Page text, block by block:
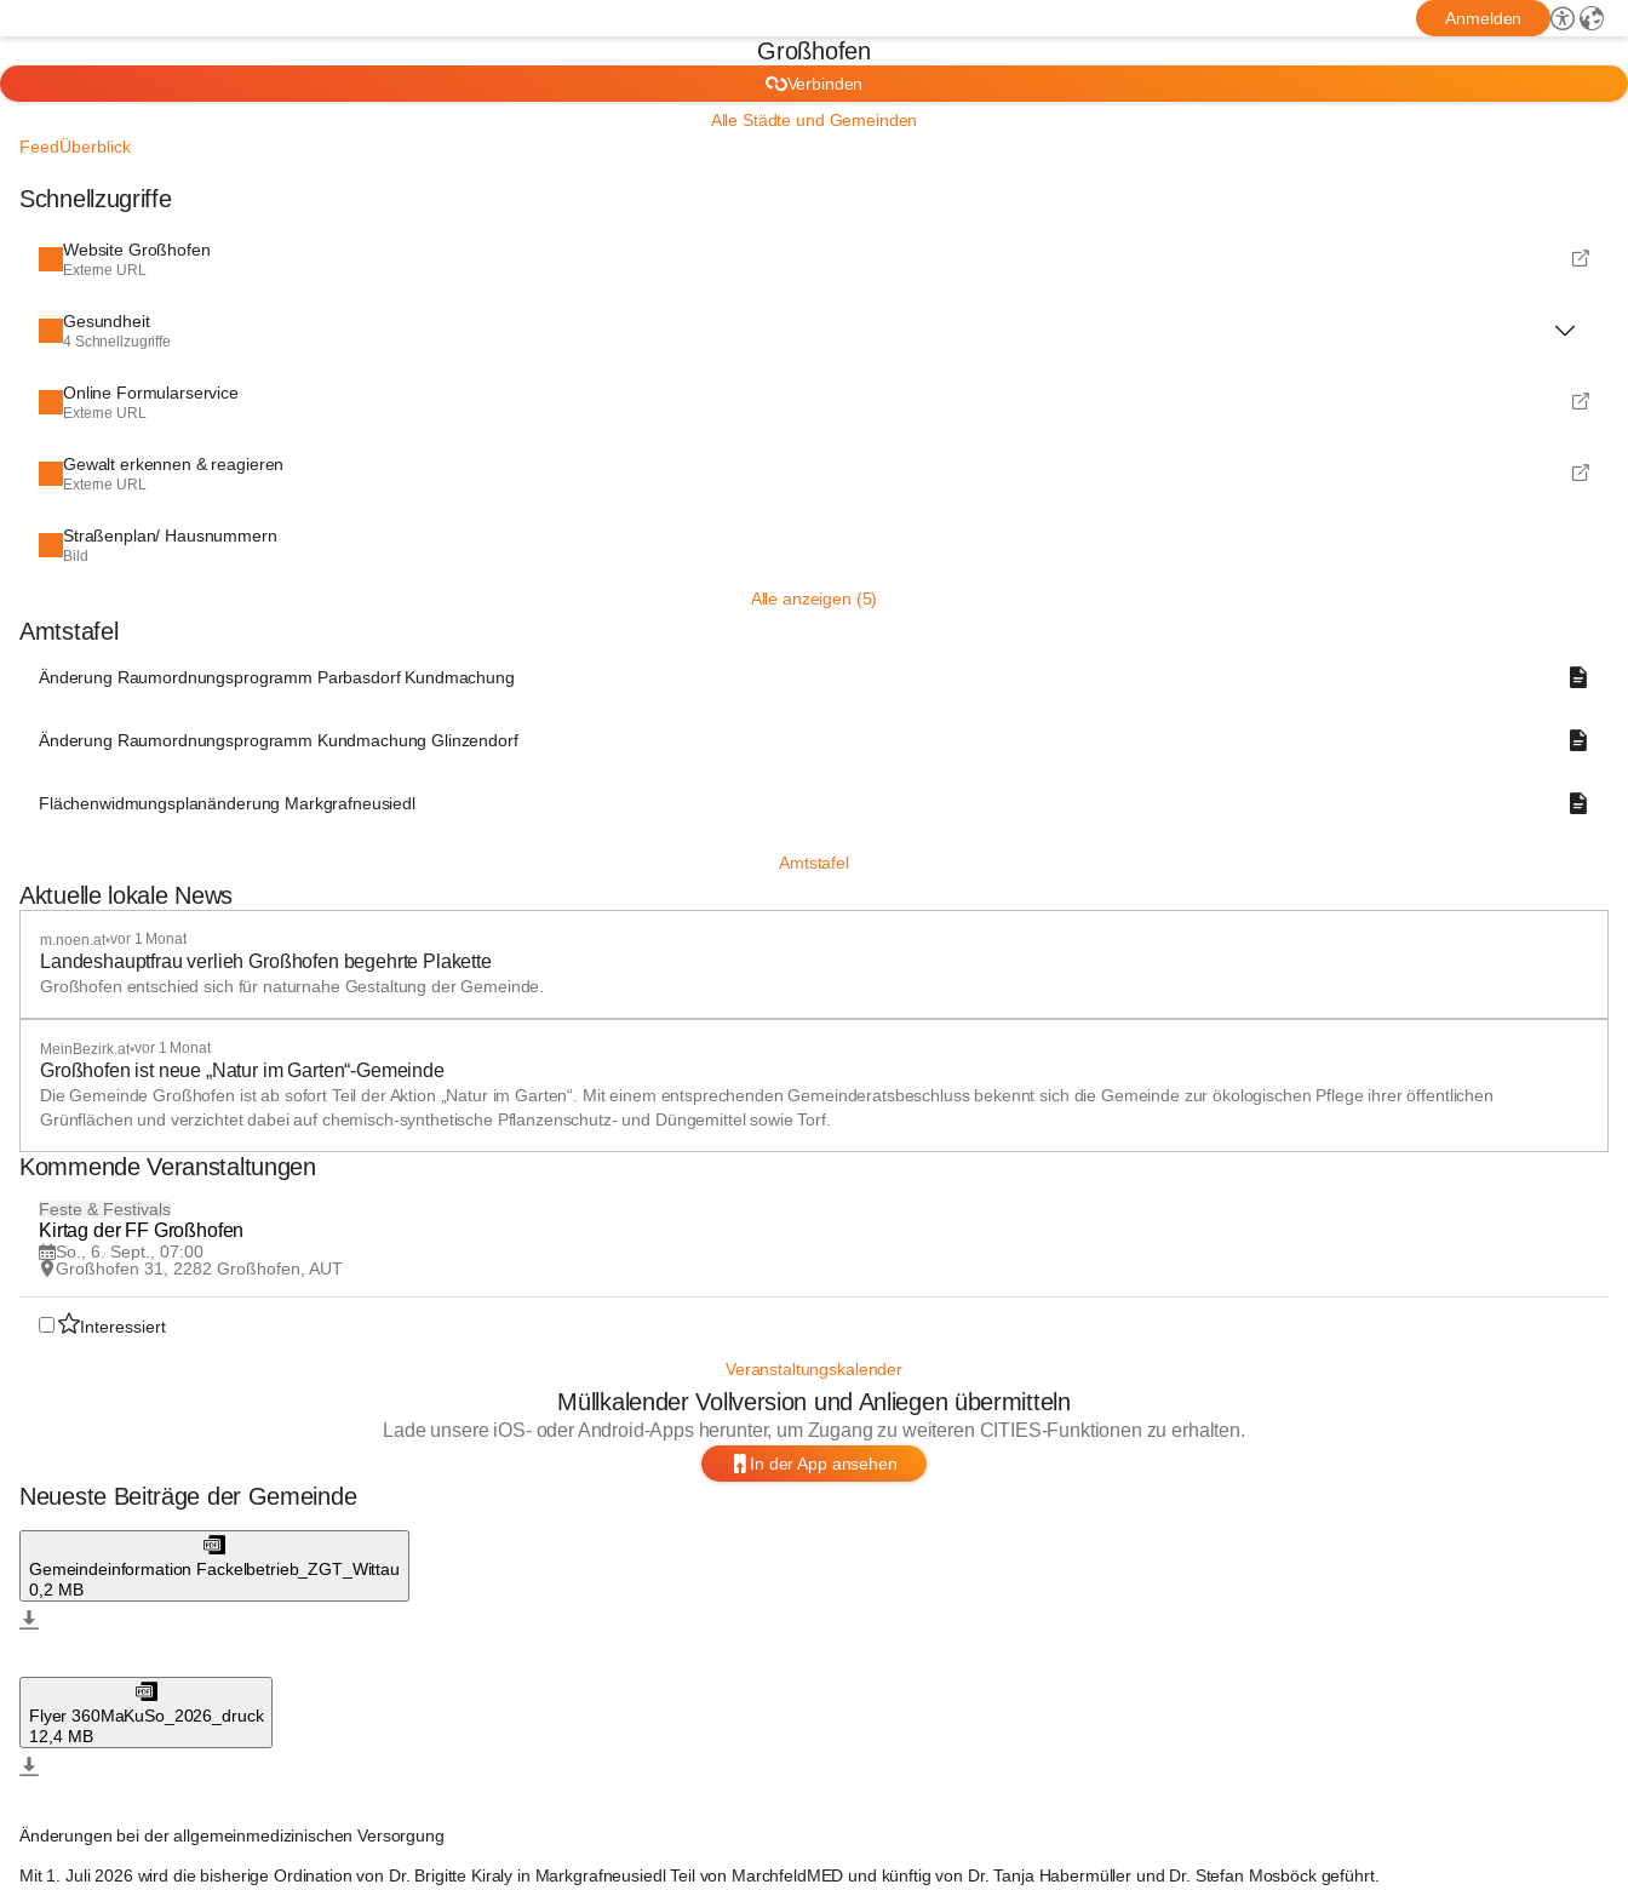
Anmelden
Großhofen
Verbinden
Alle Städte und Gemeinden
FeedÜberblick
Schnellzugriffe
Website Großhofen
Externe URL
Gesundheit
4 Schnellzugriffe
Online Formularservice
Externe URL
Gewalt erkennen & reagieren
Externe URL
Straßenplan/ Hausnummern
Bild
Alle anzeigen (5)
Amtstafel
Änderung Raumordnungsprogramm Parbasdorf Kundmachung
Änderung Raumordnungsprogramm Kundmachung Glinzendorf
Flächenwidmungsplanänderung Markgrafneusiedl
Amtstafel
Aktuelle lokale News
m.noen.at•vor 1 Monat
Landeshauptfrau verlieh Großhofen begehrte Plakette
Großhofen entschied sich für naturnahe Gestaltung der Gemeinde.
MeinBezirk.at•vor 1 Monat
Großhofen ist neue „Natur im Garten“-Gemeinde
Die Gemeinde Großhofen ist ab sofort Teil der Aktion „Natur im Garten“. Mit einem entsprechenden Gemeinderatsbeschluss bekennt sich die Gemeinde zur ökologischen Pflege ihrer öffentlichen
Grünflächen und verzichtet dabei auf chemisch-synthetische Pflanzenschutz- und Düngemittel sowie Torf.
Kommende Veranstaltungen
6
SEP
Feste & Festivals
Kirtag der FF Großhofen
So., 6. Sept., 07:00
Großhofen 31, 2282 Großhofen, AUT
Interessiert
Veranstaltungskalender
Müllkalender Vollversion und Anliegen übermitteln
Lade unsere iOS- oder Android-Apps herunter, um Zugang zu weiteren CITIES-Funktionen zu erhalten.
In der App ansehen
Neueste Beiträge der Gemeinde
Gemeindeinformation Fackelbetrieb_ZGT_Wittau
0,2 MB
Flyer 360MaKuSo_2026_druck
12,4 MB
Änderungen bei der allgemeinmedizinischen Versorgung
Mit 1. Juli 2026 wird die bisherige Ordination von Dr. Brigitte Kiraly in Markgrafneusiedl Teil von MarchfeldMED und künftig von Dr. Tanja Habermüller und Dr. Stefan Mosböck geführt.